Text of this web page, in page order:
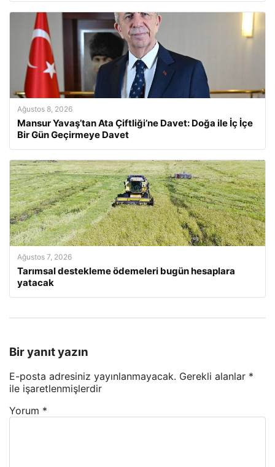
Ağustos 8, 2026
Mansur Yavaş’tan Ata Çiftliği’ne Davet: Doğa ile İç İçe
Bir Gün Geçirmeye Davet
Ağustos 7, 2026
Tarımsal destekleme ödemeleri bugün hesaplara
yatacak
Bir yanıt yazın
E-posta adresiniz yayınlanmayacak. Gerekli alanlar *
ile işaretlenmişlerdir
Yorum *